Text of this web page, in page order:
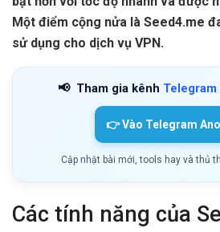
Một điểm cộng nửa là Seed4.me
sử dụng cho dịch vụ VPN.
📢 Tham gia kênh Telegram
👉 Vào Telegram
Cập nhật bài mới, tools hay và thủ
Các tính năng của